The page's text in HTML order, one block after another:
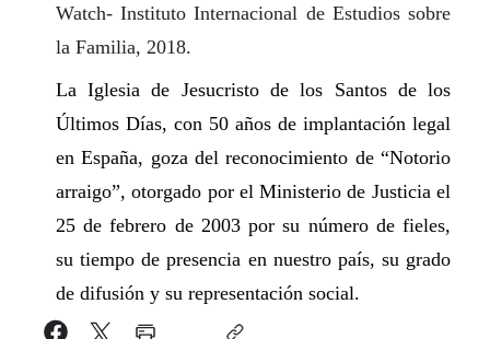
Watch- Instituto Internacional de Estudios sobre
la Familia, 2018.
La Iglesia de Jesucristo de los Santos de los
Últimos Días, con 50 años de implantación legal
en España, goza del reconocimiento de “Notorio
arraigo”, otorgado por el Ministerio de Justicia el
25 de febrero de 2003 por su número de fieles,
su tiempo de presencia en nuestro país, su grado
de difusión y su representación social.